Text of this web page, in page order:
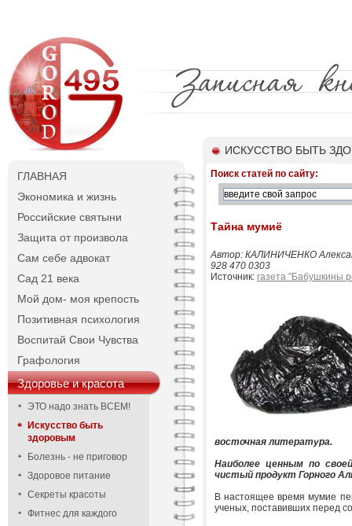
ГЛАВНАЯ
Экономика и жизнь
Российские святыни
Защита от произвола
Сам себе адвокат
Сад 21 века
Мой дом- моя крепость
Позитивная психология
Воспитай Свои Чувства
Графология
Здоровье и красота
ЭТО надо знать ВСЕМ!
Искусство быть
здоровым
Болезнь - не приговор
Здоровое питание
Секреты красоты
Фитнес для каждого
ИСКУССТВО БЫТЬ
Поиск статей по сайту:
Тайна мумиё
Автор: КАЛИНИЧЕНКО
928 470 0303
Источник: газета "Бабушкины
восточная литература.
Наиболее ценным по
чистый продукт Горного
В настоящее время мумие
ученых, поставивших перед